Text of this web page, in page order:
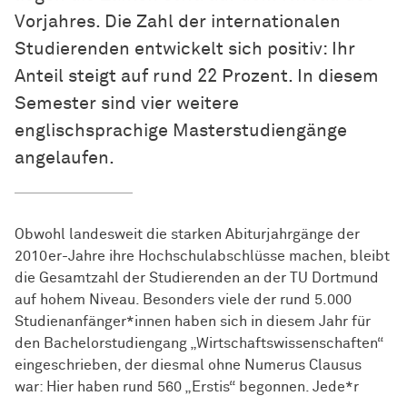
Vorjahres. Die Zahl der internationalen
Studierenden entwickelt sich positiv: Ihr
Anteil steigt auf rund 22 Prozent. In diesem
Semester sind vier weitere
englischsprachige Masterstudiengänge
angelaufen.
Obwohl landesweit die starken Abiturjahrgänge der
2010er-Jahre ihre Hochschulabschlüsse machen, bleibt
die Gesamtzahl der Studierenden an der TU Dortmund
auf hohem Niveau. Besonders viele der rund 5.000
Studienanfänger*innen haben sich in diesem Jahr für
den Bachelorstudiengang „Wirtschaftswissenschaften“
eingeschrieben, der diesmal ohne Numerus Clausus
war: Hier haben rund 560 „Erstis“ begonnen. Jede*r